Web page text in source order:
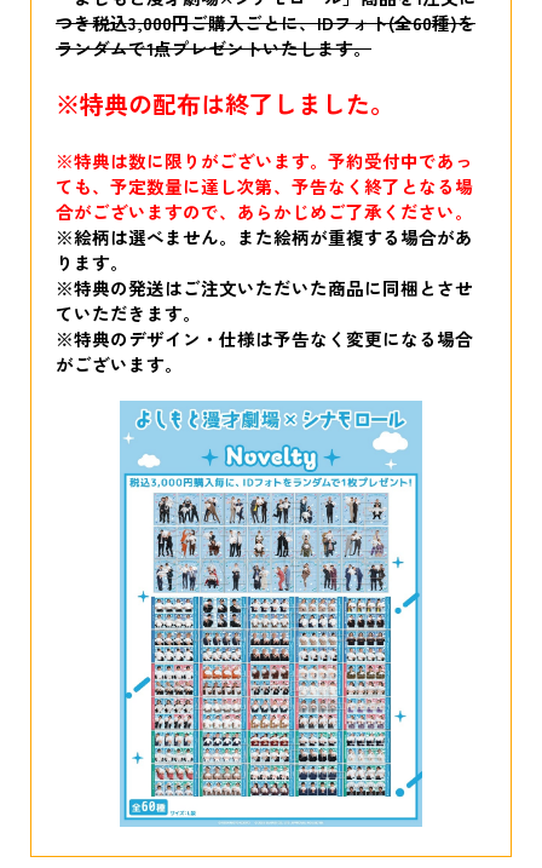
つき税込3,000円ご購入ごとに、IDフォト(全60種)を
ランダムで1点プレゼントいたします。
※特典の配布は終了しました。
※特典は数に限りがございます。予約受付中であっ
ても、予定数量に達し次第、予告なく終了となる場
合がございますので、あらかじめご了承ください。
※絵柄は選べません。また絵柄が重複する場合があ
ります。
※特典の発送はご注文いただいた商品に同梱とさせ
ていただきます。
※特典のデザイン・仕様は予告なく変更になる場合
がございます。